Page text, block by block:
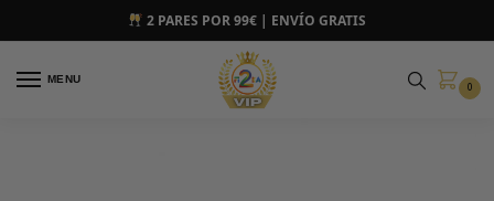
2 PARES POR 99€ | ENVÍO GRATIS
MENU
0